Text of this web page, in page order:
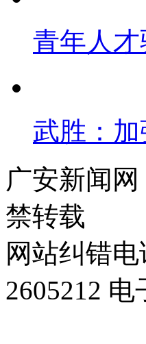
青年人
武胜：
广安新闻
禁转载
网站纠错
2605212 电